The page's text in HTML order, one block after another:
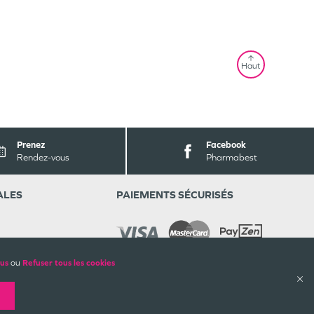
ou Refuser tous les cookies
Haut
Prenez
Rendez-vous
Facebook
Pharmabest
PAIEMENTS SÉCURISÉS